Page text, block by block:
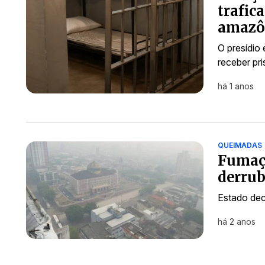
O presídio
receber
há 1 anos
QUEIMADAS
Estado
há 2 anos